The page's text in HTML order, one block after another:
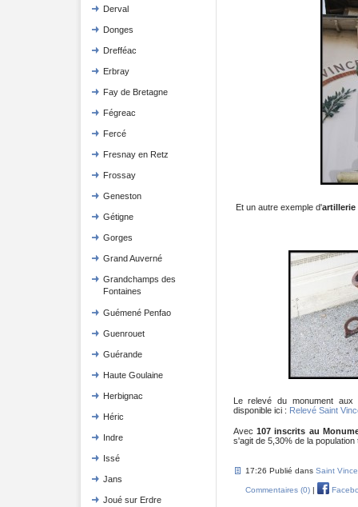
Derval
Donges
Drefféac
Erbray
Fay de Bretagne
Fégreac
Fercé
Fresnay en Retz
Frossay
Geneston
Gétigne
Gorges
Grand Auverné
Grandchamps des
Fontaines
Guémené Penfao
Guenrouet
Guérande
Haute Goulaine
Herbignac
Héric
Indre
Issé
Jans
Joué sur Erdre
Et un autre exemple d'artillerie
Le relevé du monument
disponible ici : Relevé Saint
Avec 107 inscrits au
s'agit de 5,30% de la population
17:26 Publié dans Saint
Commentaires (0)|